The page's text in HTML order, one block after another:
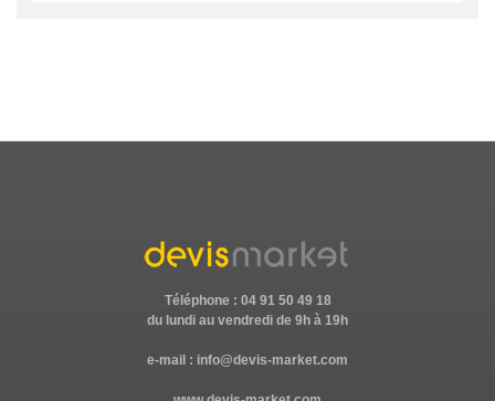
Téléphone : 04 91 50 49 18
du lundi au vendredi de 9h à 19h
e-mail : info@devis-market.com